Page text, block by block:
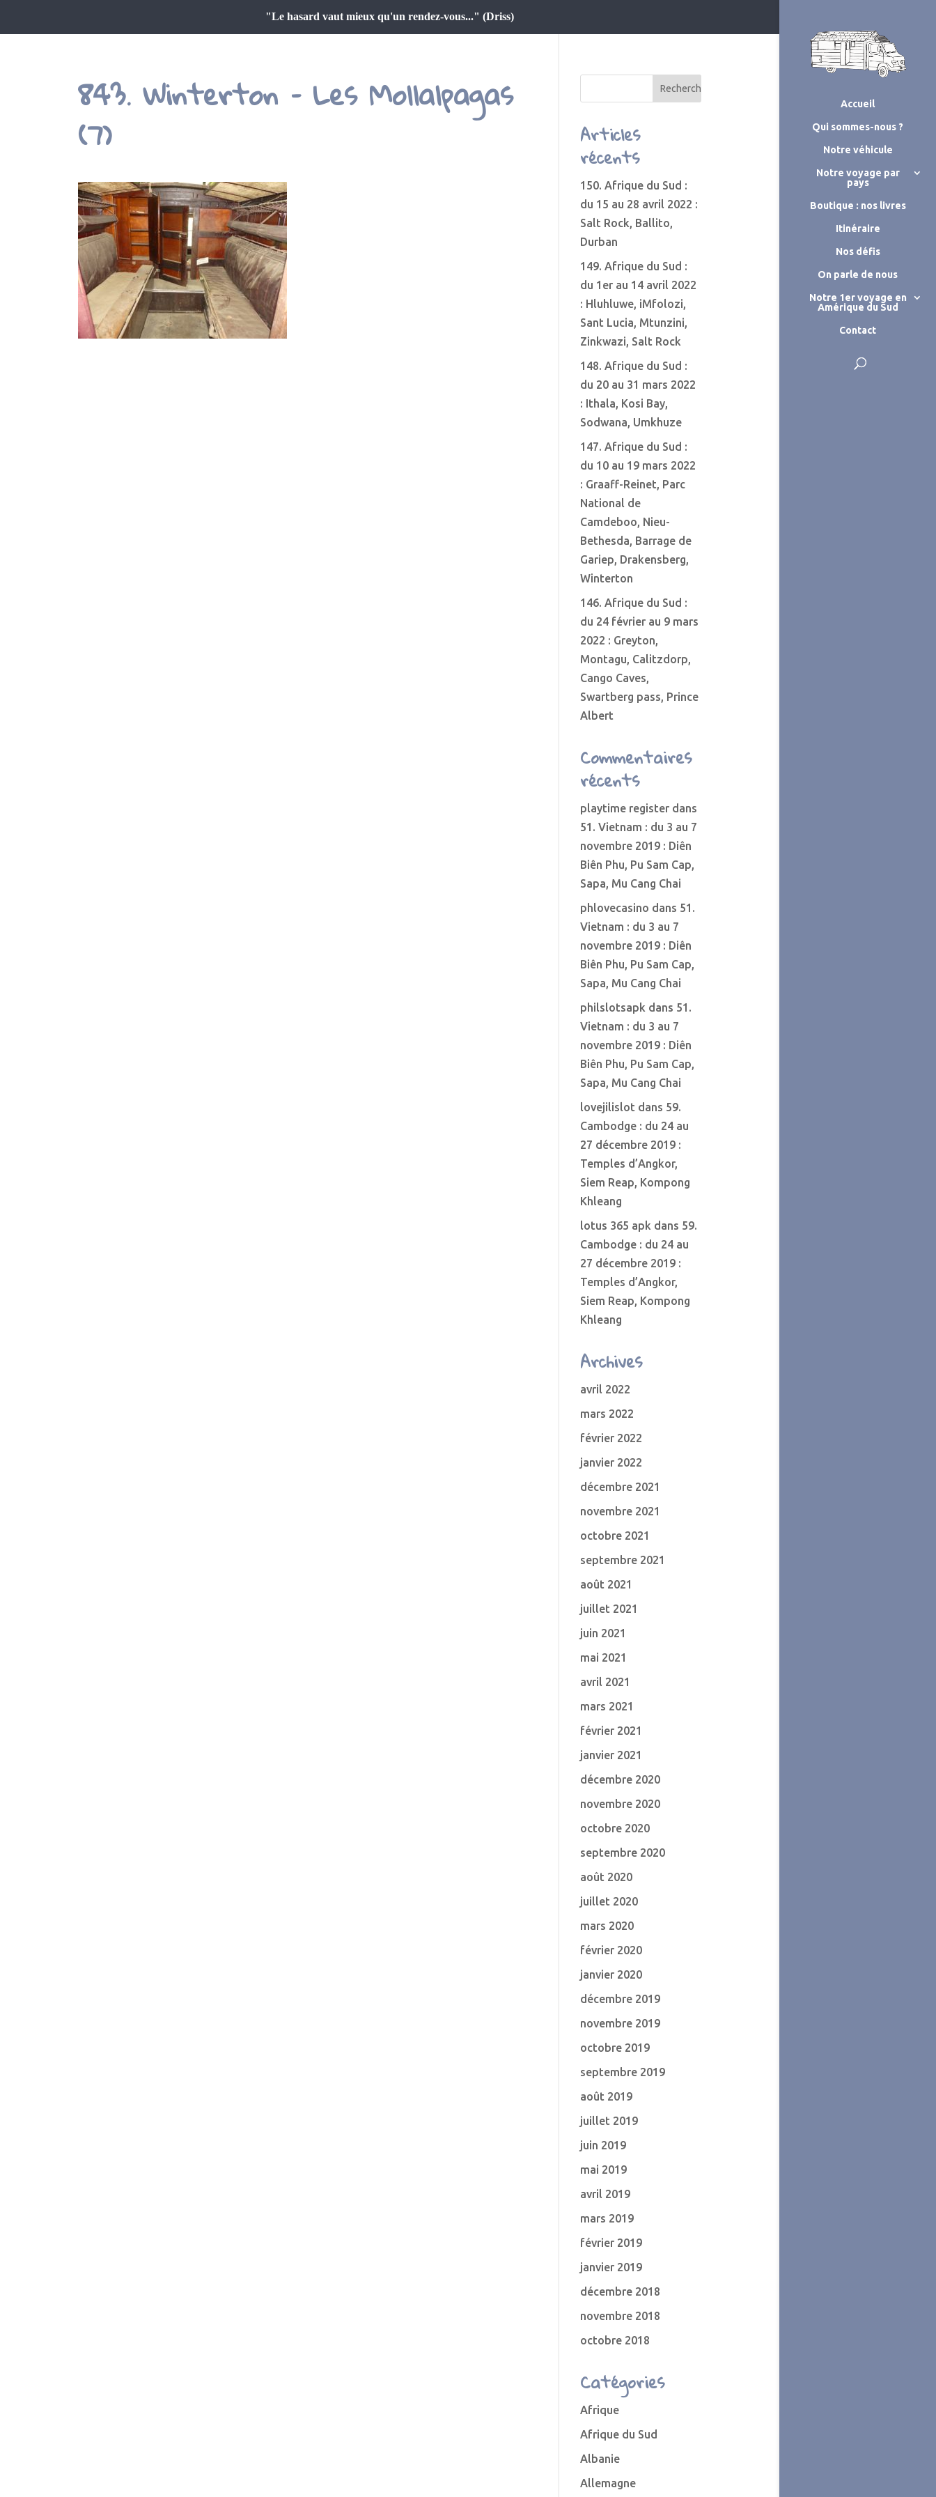
"Le hasard vaut mieux qu'un rendez-vous..." (Driss)
Accueil
Qui sommes-nous ?
Notre véhicule
Notre voyage par
pays
Boutique : nos livres
Itinéraire
Nos défis
On parle de nous
Notre 1er voyage en
Amérique du Sud
Contact
843. Winterton – Les Mollalpagas
(7) Articles
récents
150. Afrique du Sud :
du 15 au 28 avril 2022 :
Salt Rock, Ballito,
Durban
149. Afrique du Sud :
du 1er au 14 avril 2022
: Hluhluwe, iMfolozi,
Sant Lucia, Mtunzini,
Zinkwazi, Salt Rock
148. Afrique du Sud :
du 20 au 31 mars 2022
: Ithala, Kosi Bay,
Sodwana, Umkhuze
147. Afrique du Sud :
du 10 au 19 mars 2022
: Graaff-Reinet, Parc
National de
Camdeboo, Nieu-
Bethesda, Barrage de
Gariep, Drakensberg,
Winterton
146. Afrique du Sud :
du 24 février au 9 mars
2022 : Greyton,
Montagu, Calitzdorp,
Cango Caves,
Swartberg pass, Prince
Albert
Commentaires
récents
playtime register dans
51. Vietnam : du 3 au 7
novembre 2019 : Diên
Biên Phu, Pu Sam Cap,
Sapa, Mu Cang Chai
phlovecasino dans 51.
Vietnam : du 3 au 7
novembre 2019 : Diên
Biên Phu, Pu Sam Cap,
Sapa, Mu Cang Chai
philslotsapk dans 51.
Vietnam : du 3 au 7
novembre 2019 : Diên
Biên Phu, Pu Sam Cap,
Sapa, Mu Cang Chai
lovejilislot dans 59.
Cambodge : du 24 au
27 décembre 2019 :
Temples d’Angkor,
Siem Reap, Kompong
Khleang
lotus 365 apk dans 59.
Cambodge : du 24 au
27 décembre 2019 :
Temples d’Angkor,
Siem Reap, Kompong
Khleang
Archives
avril 2022
mars 2022
février 2022
janvier 2022
décembre 2021
novembre 2021
octobre 2021
septembre 2021
août 2021
juillet 2021
juin 2021
mai 2021
avril 2021
mars 2021
février 2021
janvier 2021
décembre 2020
novembre 2020
octobre 2020
septembre 2020
août 2020
juillet 2020
mars 2020
février 2020
janvier 2020
décembre 2019
novembre 2019
octobre 2019
septembre 2019
août 2019
juillet 2019
juin 2019
mai 2019
avril 2019
mars 2019
février 2019
janvier 2019
décembre 2018
novembre 2018
octobre 2018
Catégories
Afrique
Afrique du Sud
Albanie
Allemagne